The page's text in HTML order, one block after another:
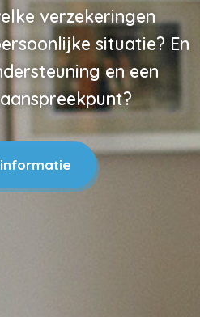
verzekeringen
situatie? En
en een